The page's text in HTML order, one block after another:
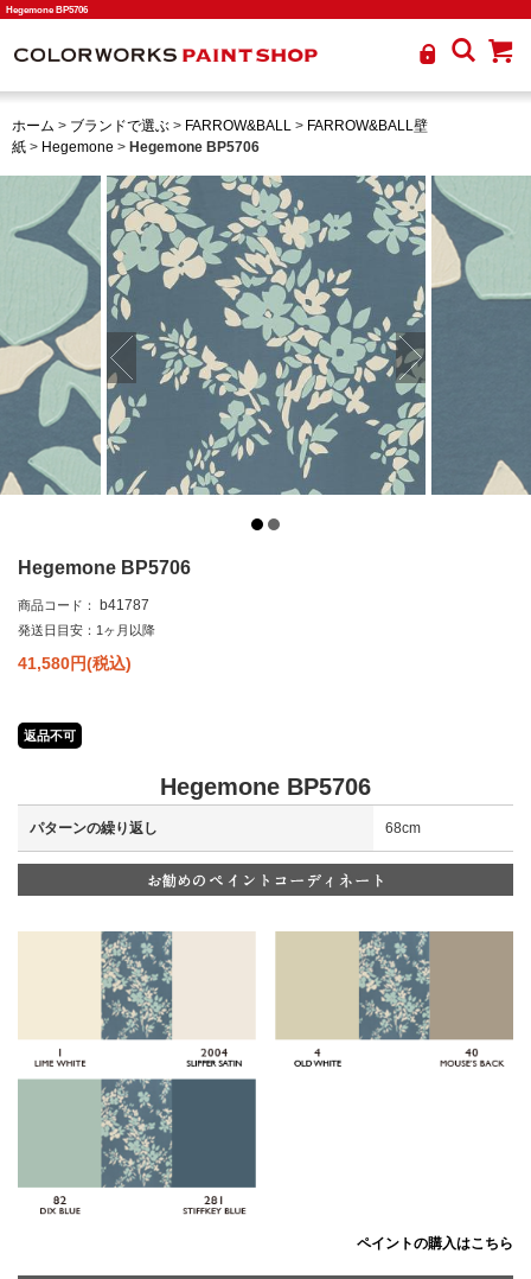
Hegemone BP5706
ホーム > ブランドで選ぶ > FARROW&BALL > FARROW&BALL壁
紙 > Hegemone > Hegemone BP5706
Hegemone BP5706
商品コード： b41787
発送日目安：1ヶ月以降
41,580円(税込)
返品不可
Hegemone BP5706
パターンの繰り返し 68cm
ペイントの購入はこちら